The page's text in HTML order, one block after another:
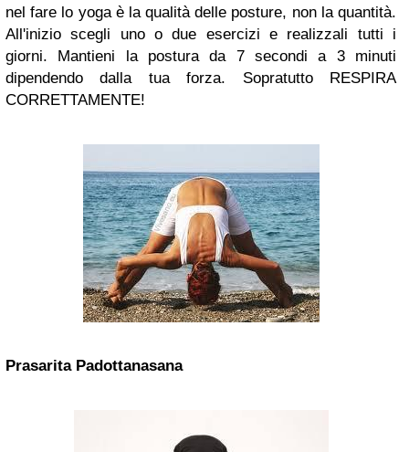
nel fare lo yoga è la qualità delle posture, non la quantità.
All'inizio scegli uno o due esercizi e realizzali tutti i
giorni. Mantieni la postura da 7 secondi a 3 minuti
dipendendo dalla tua forza. Sopratutto RESPIRA
CORRETTAMENTE!
Prasarita Padottanasana